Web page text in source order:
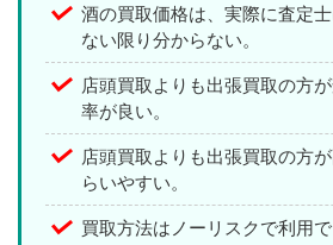
酒の買取価格は、実際に査定
ない限り分からない。
店頭買取よりも出張買取の方
率が良い。
店頭買取よりも出張買取の方
らいやすい。
買取方法はノーリスクで利用